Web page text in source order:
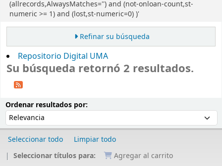
(allrecords,AlwaysMatches='') and (not-onloan-count,st-
numeric >= 1) and (lost,st-numeric=0) )'
Refinar su búsqueda
Repositorio Digital UMA
Su búsqueda retornó 2 resultados.
Ordenar resultados por:
Seleccionar todo
Limpiar todo
Seleccionar títulos para:
Agregar al carrito